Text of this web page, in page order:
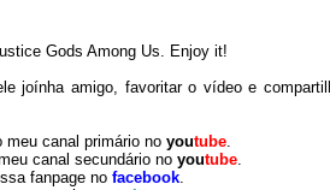
Gods Among Us. Enjoy it!
joínha amigo, favoritar o vídeo e
meu canal primário noyoutube.
canal secundário no youtube.
fanpage no facebook.